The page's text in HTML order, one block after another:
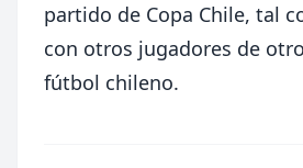
partido de Copa Chile, tal
con otros jugadores de
fútbol chileno.